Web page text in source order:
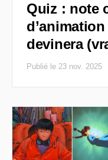
Quiz : note
devinera
Publié le 23 nov. 2025